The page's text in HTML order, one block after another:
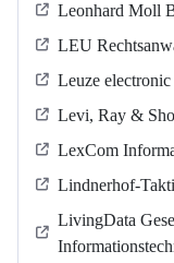
Leonhard Moll
LEU
Leuze
Levi, Ray &
LexCom
Lindnerhof-
LivingData